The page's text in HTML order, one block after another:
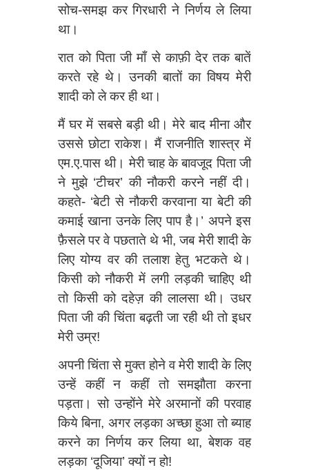
सोच-समझ कर गिरधारी ने निर्णय ले लिया
था।
रात को पिता जी माँ से काफ़ी देर तक बातें
करते रहे थे। उनकी बातों का विषय मेरी
शादी को ले कर ही था।
मैं घर में सबसे बड़ी थी। मेरे बाद मीना और
उससे छोटा राकेश। मैं राजनीति शास्त्र में
एम.ए.पास थी। मेरी चाह के बावजूद पिता जी
ने मुझे ‘टीचर’ की नौकरी करने नहीं दी।
कहते- ‘बेटी से नौकरी करवाना या बेटी की
कमाई खाना उनके लिए पाप है।’ अपने इस
फ़ैसले पर वे पछताते थे भी, जब मेरी शादी के
लिए योग्य वर की तलाश हेतु भटकते थे।
किसी को नौकरी में लगी लड़की चाहिए थी
तो किसी को दहेज़ की लालसा थी। उधर
पिता जी की चिंता बढ़ती जा रही थी तो इधर
मेरी उम्र!
अपनी चिंता से मुक्‍त होने व मेरी शादी के लिए
उन्हें कहीं न कहीं तो समझौता करना
पड़ता। सो उन्होंने मेरे अरमानों की परवाह
किये बिना, अगर लड़का अच्छा हुआ तो ब्याह
करने का निर्णय कर लिया था, बेशक वह
लड़का ‘दूजिया’ क्यों न हो!